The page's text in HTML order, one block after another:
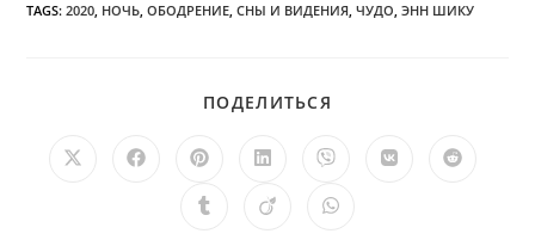
TAGS:2020 НОЧЬ ОБОДРЕНИЕ СНЫ И ВИДЕНИЯ ЧУДО ЭНН ШИКУ
ПОДЕЛИТЬСЯ
Открывается
Открывается
новом
Открывается
в
новом
Открывается
новом
Открывается
новом
Открывается
Открывается
ОткрываетсяОткрывается